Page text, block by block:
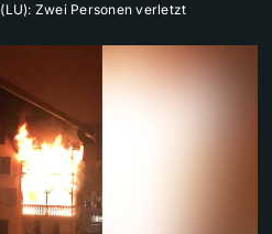
Zwei Personen verletzt